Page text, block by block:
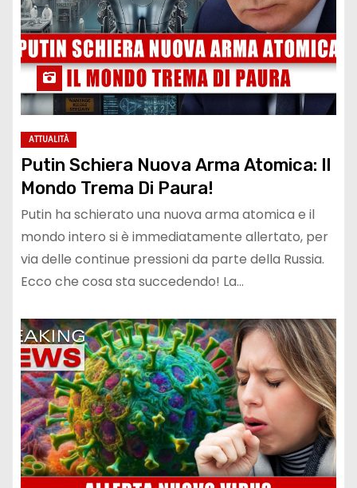
ATTUALITÀ
Putin Schiera Nuova Arma Atomica: Il
Mondo Trema Di Paura!
Putin ha schierato una nuova arma atomica e il
mondo intero si è immediatamente allertato, per
via delle continue pressioni da parte della Russia.
Ecco che cosa sta succedendo! La…